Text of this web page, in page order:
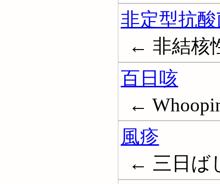
非定型抗
← 非結核
百日咳
←
風疹
← 三日ば